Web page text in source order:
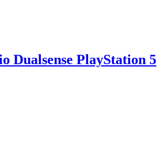
Dualsense PlayStation 5